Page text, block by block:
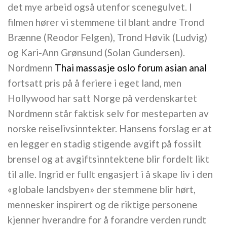
det mye arbeid også utenfor scenegulvet. I
filmen hører vi stemmene til blant andre Trond
Brænne (Reodor Felgen), Trond Høvik (Ludvig)
og Kari-Ann Grønsund (Solan Gundersen).
Nordmenn Thai massasje oslo forum asian anal
fortsatt pris på å feriere i eget land, men
Hollywood har satt Norge på verdenskartet
Nordmenn står faktisk selv for mesteparten av
norske reiselivsinntekter. Hansens forslag er at
en legger en stadig stigende avgift på fossilt
brensel og at avgiftsinntektene blir fordelt likt
til alle. Ingrid er fullt engasjert i å skape liv i den
«globale landsbyen» der stemmene blir hørt,
mennesker inspirert og de riktige personene
kjenner hverandre for å forandre verden rundt